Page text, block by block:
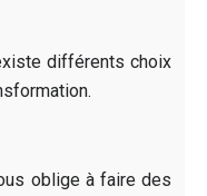
différents choix
oblige à faire des